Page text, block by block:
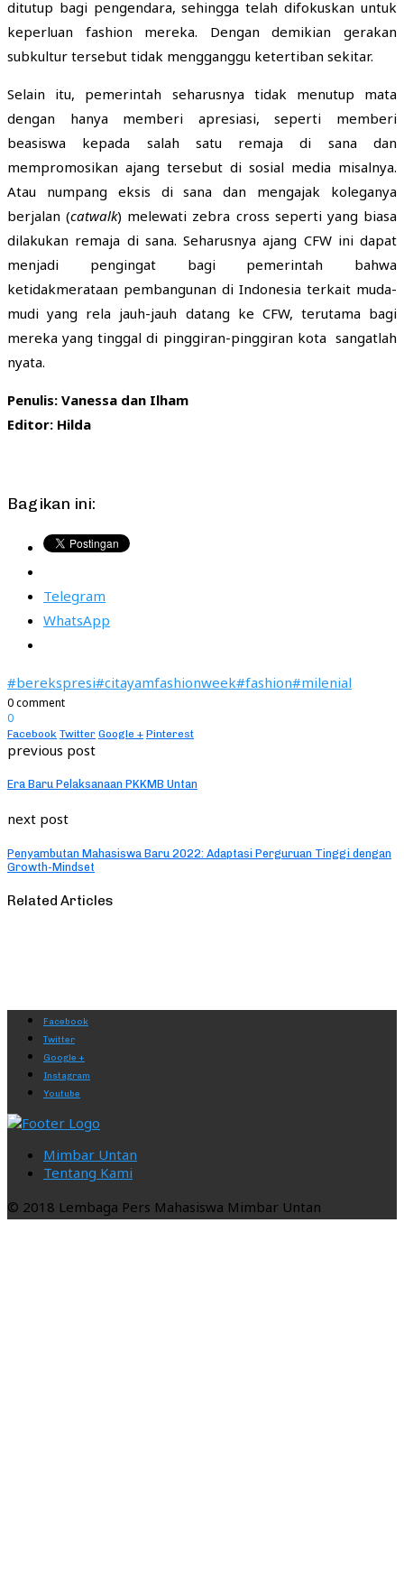
ditutup bagi pengendara, sehingga telah difokuskan untuk
keperluan fashion mereka. Dengan demikian gerakan
subkultur tersebut tidak mengganggu ketertiban sekitar.
Selain itu, pemerintah seharusnya tidak menutup mata
dengan hanya memberi apresiasi, seperti memberi
beasiswa kepada salah satu remaja di sana dan
mempromosikan ajang tersebut di sosial media misalnya.
Atau numpang eksis di sana dan mengajak koleganya
berjalan (catwalk) melewati zebra cross seperti yang biasa
dilakukan remaja di sana. Seharusnya ajang CFW ini dapat
menjadi pengingat bagi pemerintah bahwa
ketidakmerataan pembangunan di Indonesia terkait muda-
mudi yang rela jauh-jauh datang ke CFW, terutama bagi
mereka yang tinggal di pinggiran-pinggiran kota sangatlah
nyata.
Penulis: Vanessa dan Ilham
Editor: Hilda
Bagikan ini:
Telegram
WhatsApp
#berekspresi#citayamfashionweek#fashion#milenial
0 comment
0
Facebook Twitter Google + Pinterest
previous post
Era Baru Pelaksanaan PKKMB Untan
next post
Penyambutan Mahasiswa Baru 2022: Adaptasi Perguruan Tinggi dengan
Growth-Mindset
Related Articles
Facebook
Twitter
Google +
Instagram
Youtube
Mimbar Untan
Tentang Kami
© 2018 Lembaga Pers Mahasiswa Mimbar Untan